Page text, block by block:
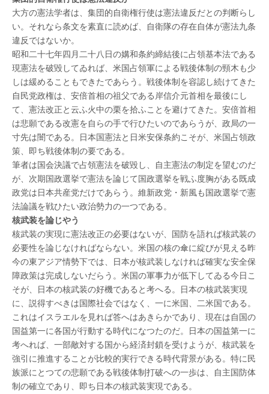
大方の憲法学者は、集団的自衛権行使は憲法違反だとの判断らし
い。それなら条文を素直に読めば、自衛隊の存在自体が憲法九条
違反ではないか。
昭和二十七年四月二十八日の媾和条約締結後に占領基本法である
現憲法を破毀してゐれば、米国占領軍による戦後体制の頸木も少
しは緩めることもできたであらう。戦後体制を容認し続けてきた
自民党政権は、安倍首相の祖父である岸信介元首相を最後にし
て、憲法改正と云ふ火中の栗を拾ふことを避けてきた。安倍首相
は悲願である改憲を自らの手で行ひたいのであらうが、政局の一
寸先は闇である。日本国憲法と日米安保条約こそが、米国占領政
策、即ち戦後体制の要である。
筆者は国会決議で占領憲法を破毀し、自主憲法の制定を望むのだ
が、次期国政選挙で憲法を論じて国政選挙を戦ふ度胸がある既成
政党は日本共産党だけであらう。維新政党・新風も国政選挙で憲
法論議を戦ひたい政治勢力の一つである。
核武装を論じやう
核武装の実現に憲法改正の必要はないが、国防を語れば核武装の
必要性を論じなければならない。米国の核の傘に綻びが見える昨
今の東アジア情勢下では、日本が核武装しなければ確実な安全保
障政策は完成しないだらう。米国の軍事力が低下してゐる今日こ
そが、日本の核武装の好機であると考へる。日本の核武装実現
に、説得すべきは国際社会ではなく、一に米国、二米国である。
これはイスラエルを見れば答へはあきらかであり、現在は自国の
国益第一に各国が行動する時代になつたのだ。日本の国益第一に
考へれば、一部敵対する国から経済封鎖を受けようが、核武装を
強引に推進することが比較的実行できる時代背景がある。特に民
族派にとつての悲願である戦後体制打破への一歩は、自主国防体
制の確立であり、即ち日本の核武装実現である。